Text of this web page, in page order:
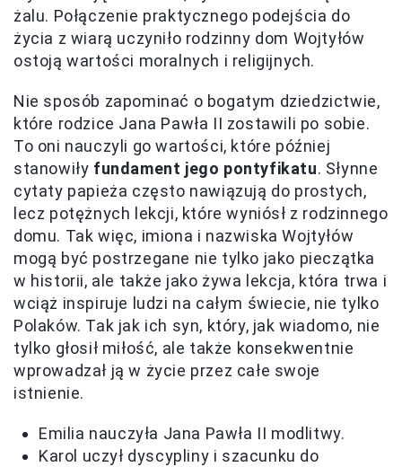
żalu. Połączenie praktycznego podejścia do
życia z wiarą uczyniło rodzinny dom Wojtyłów
ostoją wartości moralnych i religijnych.
Nie sposób zapominać o bogatym dziedzictwie,
które rodzice Jana Pawła II zostawili po sobie.
To oni nauczyli go wartości, które później
stanowiły fundament jego pontyfikatu. Słynne
cytaty papieża często nawiązują do prostych,
lecz potężnych lekcji, które wyniósł z rodzinnego
domu. Tak więc, imiona i nazwiska Wojtyłów
mogą być postrzegane nie tylko jako pieczątka
w historii, ale także jako żywa lekcja, która trwa i
wciąż inspiruje ludzi na całym świecie, nie tylko
Polaków. Tak jak ich syn, który, jak wiadomo, nie
tylko głosił miłość, ale także konsekwentnie
wprowadzał ją w życie przez całe swoje
istnienie.
Emilia nauczyła Jana Pawła II modlitwy.
Karol uczył dyscypliny i szacunku do